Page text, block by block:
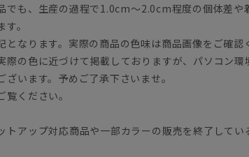
でも、生産の過程で1.0cm～2.0cm程度の個体差や
。
なります。実際の商品の色味は商品画像をご確認
の色に近づけて掲載しておりますが、パソコン環
います。予めご了承下さいませ。
覧ください。
アップ対応商品や一部カラーの販売を終了してい